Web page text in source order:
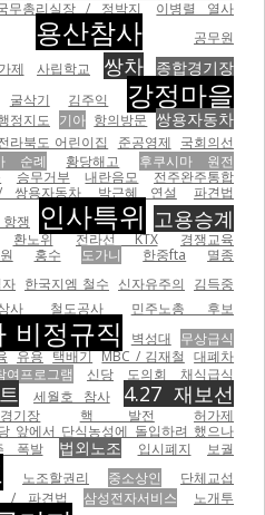
무총리실장 / 정박지
이병렬 열사
용산참사 공무원
제 사립학교 쌍차 종합경기장
굴삭기 김주익 강정마을
정지도 기아 항의방문 쌍용자동차
라북도 어린이집 준공영제 국회의선
순례 황당해고
후쿠시마 원전
승무거부 내란음모
전주완주통합
용자동차 박근혜 연설
파견법
항쟁 인사특위 고용승계
환노위 전라선 KTX
경쟁교육
홍수 도가니 한중fta 멸종
한국지엠 철수 신자유주의 김득중
사 철도공사
민주노총 후보
비정규직 벽성대 무상급식
유용 택배기 MBC / 김재철 대폐차
여프로그램 신당 도의회
채식급식
세월호 참사 4.27 재보선
기장 핵 발전
허가제
앞에서 단식농성에 돌입하려 했으나
폭발 법외노조 입시폐지
보궐
노조할권리 중소상인 단체교섭
/ 파견법 삼성전자서비스
노개투